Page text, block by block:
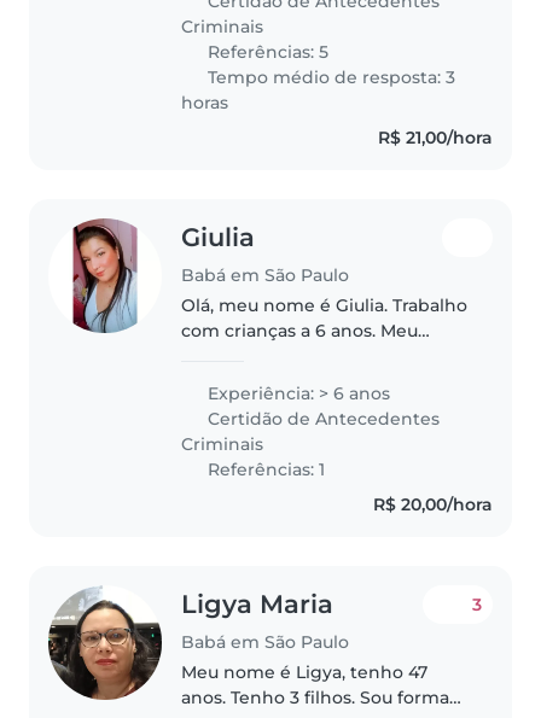
socorros, não tenho filhos,
trabalho como babá..
Criminais
Referências: 5
Tempo médio de resposta: 3
horas
R$ 21,00/hora
Giulia
Babá em São Paulo
Olá, meu nome é Giulia. Trabalho
com crianças a 6 anos. Meu
de 0 a 6 anos. Sou realmente
apaixonada pelo que faço e pela
carreira que escolhi para..
Experiência: > 6 anos
Certidão de Antecedentes
Criminais
Referências: 1
R$ 20,00/hora
Ligya Maria
Babá em São Paulo
3
Meu nome é Ligya, tenho 47
anos. Tenho 3 filhos. Sou formada